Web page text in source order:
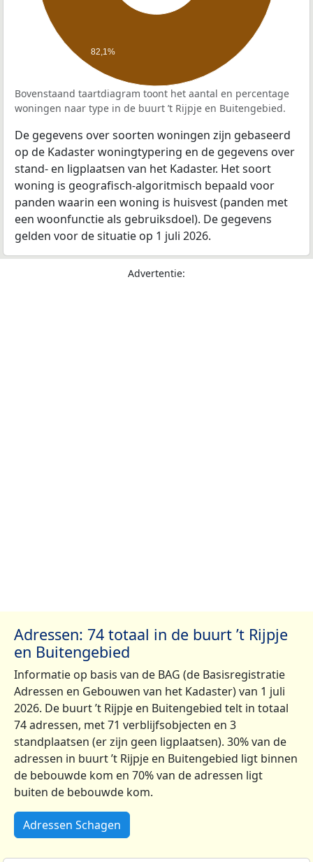
82,1%
Bovenstaand taartdiagram toont het aantal en percentage
woningen naar type in de buurt ’t Rijpje en Buitengebied.
De gegevens over soorten woningen zijn gebaseerd
op de Kadaster woningtypering en de gegevens over
stand- en ligplaatsen van het Kadaster. Het soort
woning is geografisch-algoritmisch bepaald voor
panden waarin een woning is huisvest (panden met
een woonfunctie als gebruiksdoel). De gegevens
gelden voor de situatie op 1 juli 2026.
Advertentie:
Adressen: 74 totaal in de buurt ’t Rijpje
en Buitengebied
Informatie op basis van de BAG (de Basisregistratie
Adressen en Gebouwen van het Kadaster) van 1 juli
2026. De buurt ’t Rijpje en Buitengebied telt in totaal
74 adressen, met 71 verblijfsobjecten en 3
standplaatsen (er zijn geen ligplaatsen). 30% van de
adressen in buurt ’t Rijpje en Buitengebied ligt binnen
de bebouwde kom en 70% van de adressen ligt
buiten de bebouwde kom.
Adressen Schagen